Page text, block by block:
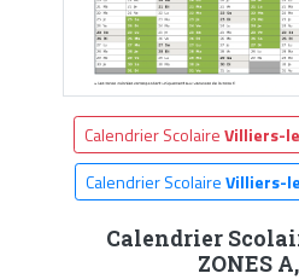
Calendrier ScolaireVilliers-
Calendrier ScolaireVilliers-
Calendrier
ZONES